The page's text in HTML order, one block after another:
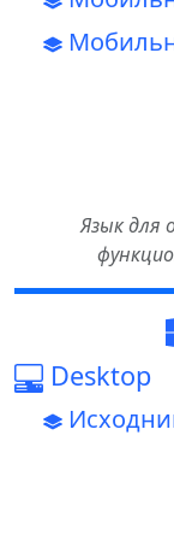
Язык для
Desktop